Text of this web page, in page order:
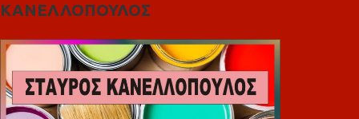
ΚΑΝΕΛΛΟΠΟΥΛΟΣ